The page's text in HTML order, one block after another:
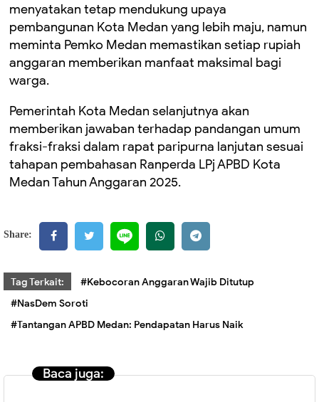
menyatakan tetap mendukung upaya
pembangunan Kota Medan yang lebih maju, namun
meminta Pemko Medan memastikan setiap rupiah
anggaran memberikan manfaat maksimal bagi
warga.
Pemerintah Kota Medan selanjutnya akan
memberikan jawaban terhadap pandangan umum
fraksi-fraksi dalam rapat paripurna lanjutan sesuai
tahapan pembahasan Ranperda LPj APBD Kota
Medan Tahun Anggaran 2025.
Share:
Tag Terkait:
#Kebocoran Anggaran Wajib Ditutup
#NasDem Soroti
#Tantangan APBD Medan: Pendapatan Harus Naik
Baca juga: